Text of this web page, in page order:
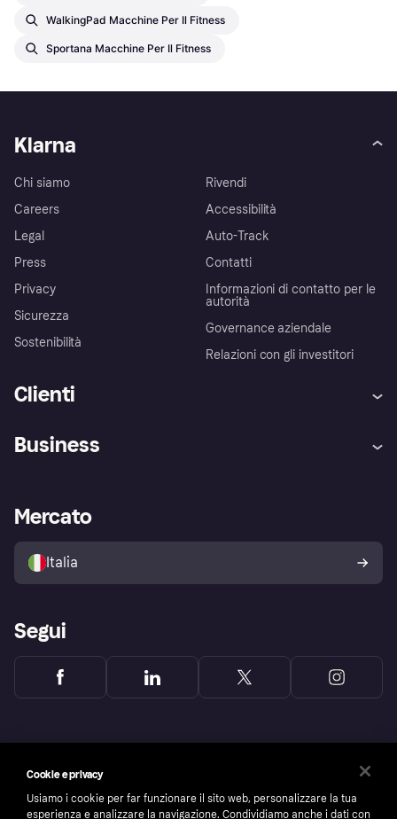
WalkingPad Macchine Per Il Fitness
Sportana Macchine Per Il Fitness
Klarna
Chi siamo
Careers
Legal
Press
Privacy
Sicurezza
Sostenibilità
Rivendi
Accessibilità
Auto-Track
Contatti
Informazioni di contatto per le
autorità
Governance aziendale
Relazioni con gli investitori
Clienti
Assistenza
Esplora i negozi
Politica di protezione
dell'acquirente Klarna
Business
Accesso aziende
Mercato
Italia
Segui
Cookie e privacy
Usiamo i cookie per far funzionare il sito web, personalizzare la tua
esperienza e analizzare la navigazione. Condividiamo anche i dati con